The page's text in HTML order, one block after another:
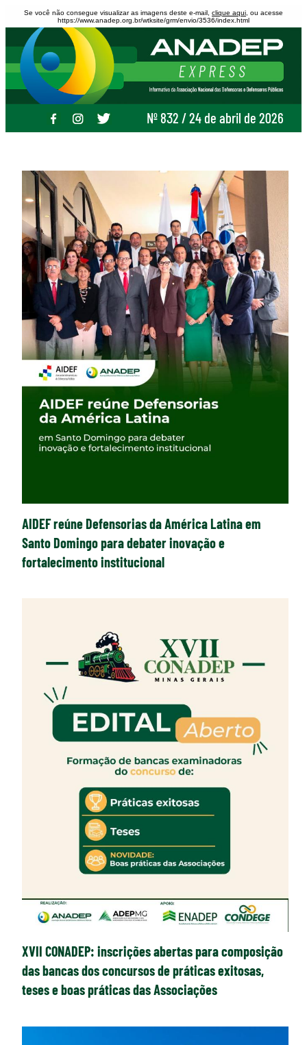
Se você não consegue visualizar as imagens deste e-mail, clique aqui , ou acesse
https://www.anadep.org.br/wtksite/grm/envio/3536/index.html
Nº 832 / 24 de abril de 2026
AIDEF reúne Defensorias da América Latina em
Santo Domingo para debater inovação e
fortalecimento institucional
XVII CONADEP: inscrições abertas para composição
das bancas dos concursos de práticas exitosas,
teses e boas práticas das Associações